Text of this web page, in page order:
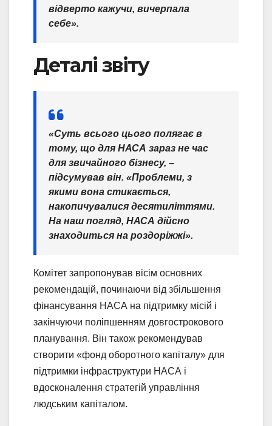
відверто кажучи, вичерпала
себе».
Деталі звіту
«Суть всього цього полягає в
тому, що для НАСА зараз не час
для звичайного бізнесу, –
підсумував він. «Проблеми, з
якими вона стикається,
накопичувалися десятиліттями.
На наш погляд, НАСА дійсно
знаходиться на роздоріжжі».
Комітет запропонував вісім основних
рекомендацій, починаючи від збільшення
фінансування НАСА на підтримку місій і
закінчуючи поліпшенням довгострокового
планування. Він також рекомендував
створити «фонд оборотного капіталу» для
підтримки інфраструктури НАСА і
вдосконалення стратегій управління
людським капіталом.